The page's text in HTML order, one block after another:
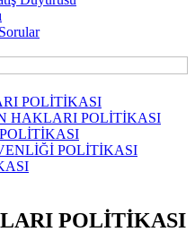
POLİTİKASI
HAKLARI POLİTİKASI
POLİTİKASI
POLİTİKASI